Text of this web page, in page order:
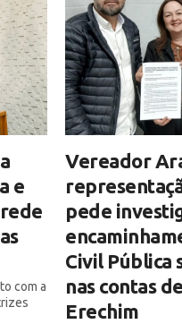
e
com a
Vereador
pede
Civil Pública
nas contas
Erechim